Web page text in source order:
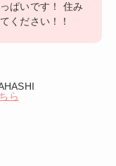
ぱいです！ 住み
ください！！
ら